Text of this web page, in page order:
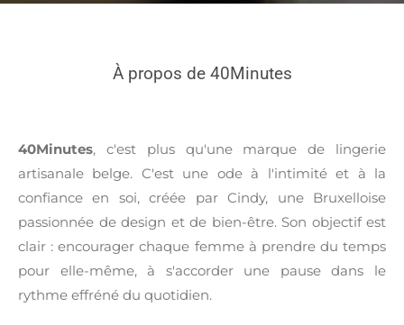
À propos de 40Minutes
40Minutes, c'est plus qu'une marque de lingerie
artisanale belge. C'est une ode à l'intimité et à la
confiance en soi, créée par Cindy, une Bruxelloise
passionnée de design et de bien-être. Son objectif est
clair : encourager chaque femme à prendre du temps
pour elle-même, à s'accorder une pause dans le
rythme effréné du quotidien.